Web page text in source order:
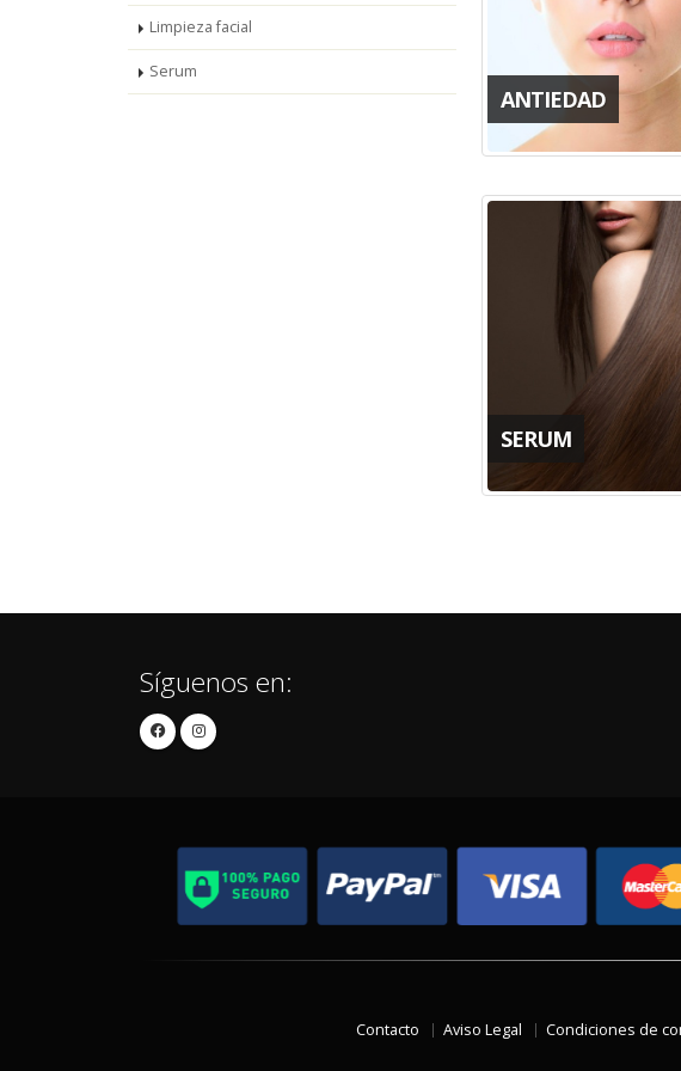
Limpieza facial
Serum
ANTIEDAD
SERUM
Síguenos en:
Contacto Aviso Legal Condiciones de